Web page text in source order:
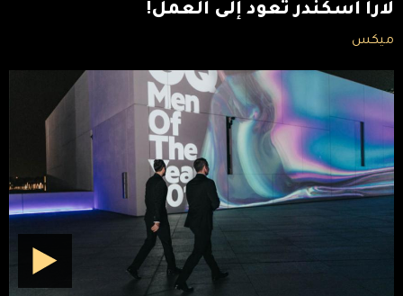
لارا اسكندر تعود إلى العمل!
ميكس